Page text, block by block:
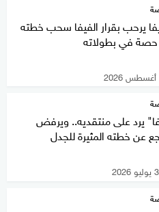
يرحب بقرار الفيفا سحب خطته
حصة في بطولاته
يرد على منتقديه.. ويرفض
عن خطته المثيرة للجدل